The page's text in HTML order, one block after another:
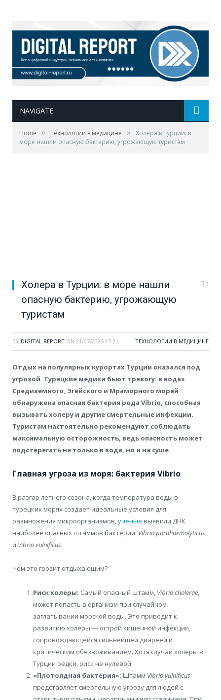
NAVIGATE
Home » Технологии в медицине »
Холера в Турции: в
море нашли опасную бактерию, угрожающую туристам
Холера в Турции: в море нашли
опасную бактерию, угрожающую
туристам
0
BY DIGITAL REPORT ON 21/07/2025 13:21 ТЕХНОЛОГИИ В МЕДИЦИНЕ
Отдых на популярных курортах Турции оказался под
угрозой. Турецкие медики бьют тревогу: в водах
Средиземного, Эгейского и Мраморного морей
обнаружена опасная бактерия рода Vibrio, способная
вызывать холеру и другие смертельные инфекции.
Туристам настоятельно рекомендуют соблюдать
максимальную осторожность, ведь опасность может
подстерегать не только в воде, но и на суше.
Главная угроза из моря: бактерия Vibrio
В разгар летнего сезона, когда температура воды в
турецких морях создает идеальные условия для
размножения микроорганизмов,ученые выявили ДНК
наиболее опасных штаммов бактерии: Vibrio parahaemolyticus
и Vibrio vulnificus.
Чем это грозит отдыхающим?
Риск холеры: Самый опасный штамм, Vibrio cholerae
может попасть в организм при случайном
заглатывании морской воды. Это приводит к
развитию холеры — острой кишечной инфекции,
сопровождающейся сильнейшей диареей и
критическим обезвоживанием. Хотя случаи холеры в
Турции редки, риск не нулевой.
«Плотоядная бактерия»: Штамм Vibrio vulnificus
представляет смертельную угрозу для людей с